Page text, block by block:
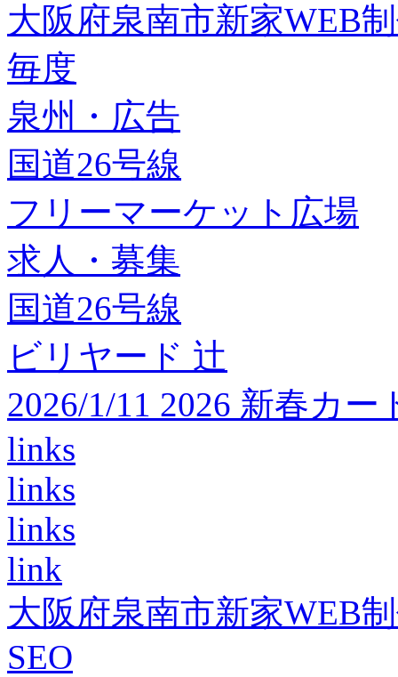
大阪府泉南市新家WEB
毎度
泉州・広告
国道26号線
フリーマーケット広場
求人・募集
国道26号線
ビリヤード 辻
2026/1/11 2026 新春カ
links
links
links
link
大阪府泉南市新家WEB
SEO